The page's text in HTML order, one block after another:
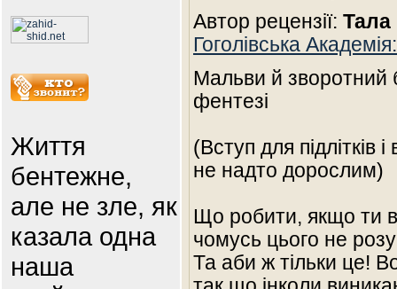
Життя
бентежне,
але не зле, як
казала одна
наша
Автор рецензії:
Гоголівська
Мальви й зворотний
фентезі
(Вступ для підлітків
не надто дорослим)
Що робити, якщо ти
чомусь цього не
Та аби ж тільки це!